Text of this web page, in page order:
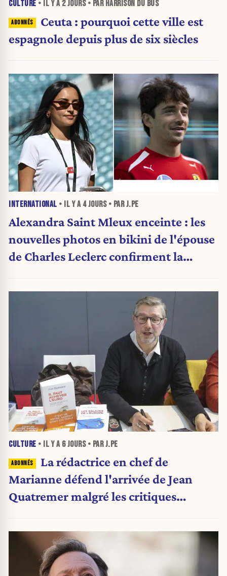
CULTURE • IL Y A 2 JOURS• PAR HARRISON DU BUS
Ceuta : pourquoi cette ville est
espagnole depuis plus de six siècles
INTERNATIONAL • IL Y A 4 JOURS• PAR J.PE
Alexandra Saint Mleux enceinte : les
nouvelles photos en bikini de l'épouse
de Charles Leclerc confirment la
CULTURE • IL Y A 6 JOURS• PAR J.PE
La rédactrice en chef de
Marianne défend l'arrivée de Jean
Quatremer malgré les critiques